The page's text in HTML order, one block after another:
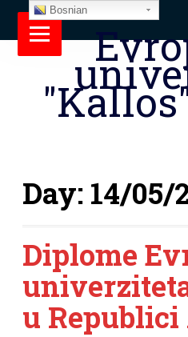
Day: 14/05/
Diplome
u
Bosnian